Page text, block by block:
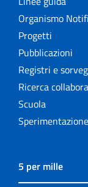
Organismo
Progetti
Pubblicazioni
Registri e
Ricerca
Scuola
5 per mille